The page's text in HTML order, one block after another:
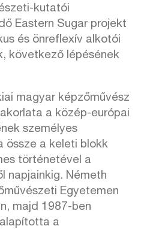
kutatói
Eastern Sugar projekt
és önreflexív alkotói
következő lépésének
magyar képzőművész
a közép-európai
személyes
össze a keleti blokk
történetével a
napjainkig. Németh
Egyetemen
majd 1987-ben
a